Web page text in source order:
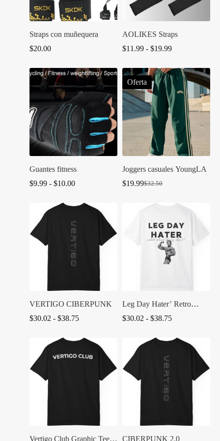
Straps con muñequera
$20.00
AOLIKES Straps
$11.99 - $19.99Rango
desde
$11.99
hasta
$19.99
Guantes fitness
$9.99 - $10.00Rango
desde
hasta
$10.00
Oferta
Joggers casuales YoungLA
$32.50
El
original
$32.50.
$19.99El
actual
$19.99.
VERTIGO CIBERPUNK
$30.02 - $38.75Rango
desde
$30.02
hasta
Leg Day Hater’ Retro
Bodybuilder
$30.02 - $38.75Rango
desde
Vertigo Club Graphic Tee CIBERPUNK 2.0